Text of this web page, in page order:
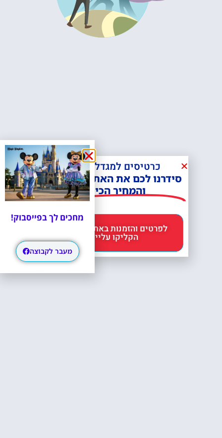
כרטיסים למגדל אייפל?
סידרנו לכם את האתר הכי אמין -
והמחיר הכי זול!
הקליקו עליי 😊
מחכים לך בפייסבוק!
מעבר לקבוצה